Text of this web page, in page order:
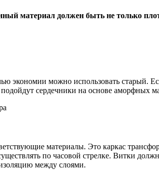
материал должен быть не только
экономии можно использовать старый.
сердечники на основе аморфных
материалы. Это каркас
по часовой стрелке. Витки
между слоями.